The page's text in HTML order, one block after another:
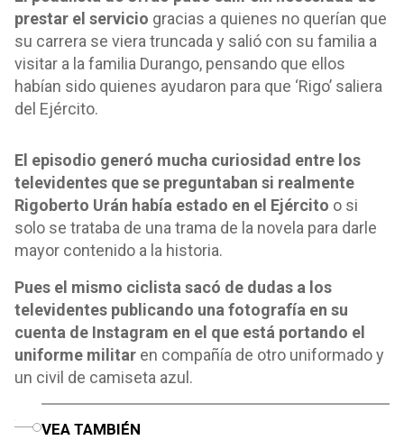
prestar el servicio gracias a quienes no querían que
su carrera se viera truncada y salió con su familia a
visitar a la familia Durango, pensando que ellos
habían sido quienes ayudaron para que ‘Rigo’ saliera
del Ejército.
El episodio generó mucha curiosidad entre los
televidentes que se preguntaban si realmente
Rigoberto Urán había estado en el Ejército o si
solo se trataba de una trama de la novela para darle
mayor contenido a la historia.
Pues el mismo ciclista sacó de dudas a los
televidentes publicando una fotografía en su
cuenta de Instagram en el que está portando el
uniforme militar en compañía de otro uniformado y
un civil de camiseta azul.
VEA TAMBIÉN